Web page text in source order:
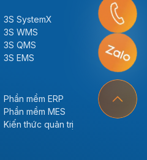
3S SystemX
3S WMS
3S QMS
3S EMS
Phần mềm ERP
Phần mềm MES
Kiến thức quản trị